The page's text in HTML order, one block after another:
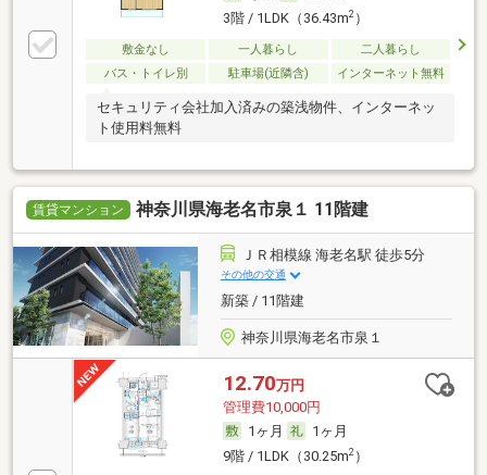
3階 / 1LDK（36.43m2）
敷金なし 一人暮らし
二人暮らし
バス・トイレ別
駐車場(近隣含) インターネット無料
セキュリティ会社加入済みの築浅物件、インターネッ
ト使用料無料
賃貸マンション 神奈川県海老名市泉１ 11階建
ＪＲ相模線 海老名駅 徒歩5分
その他の交通
新築 / 11階建
神奈川県海老名市泉１
12.70万円
管理費10,000円
1ヶ月
1ヶ月
9階 / 1LDK（30.25m2）